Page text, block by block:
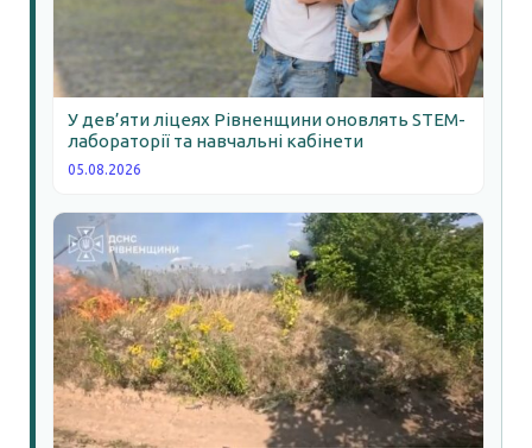
У дев’яти ліцеях Рівненщини оновлять STEM-
лабораторії та навчальні кабінети
05.08.2026